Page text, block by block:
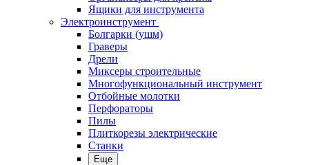
Ящики для инструмента
Электроинструмент
Болгарки (ушм)
Граверы
Дрели
Миксеры строительные
Многофункциональный инструмент
Отбойные молотки
Перфораторы
Пилы
Плиткорезы электрические
Станки
Еще